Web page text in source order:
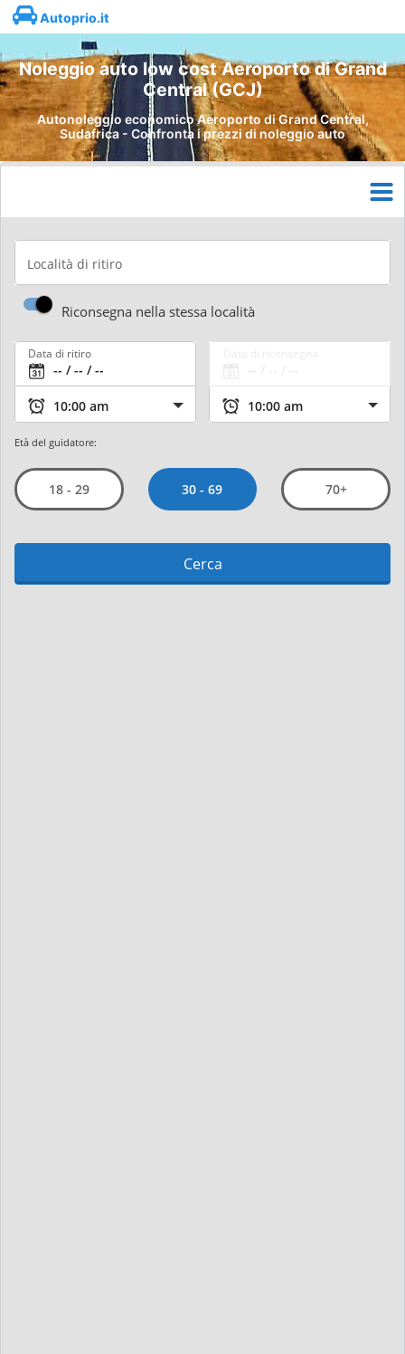
Autoprio.it
Noleggio auto low cost Aeroporto di Grand
Central (GCJ)
Autonoleggio economico Aeroporto di Grand Central,
Sudafrica - Confronta i prezzi di noleggio auto
Località di ritiro
Riconsegna nella stessa località
Data di ritiro
Età del guidatore:
18 - 29 30 - 69 70+
Cerca